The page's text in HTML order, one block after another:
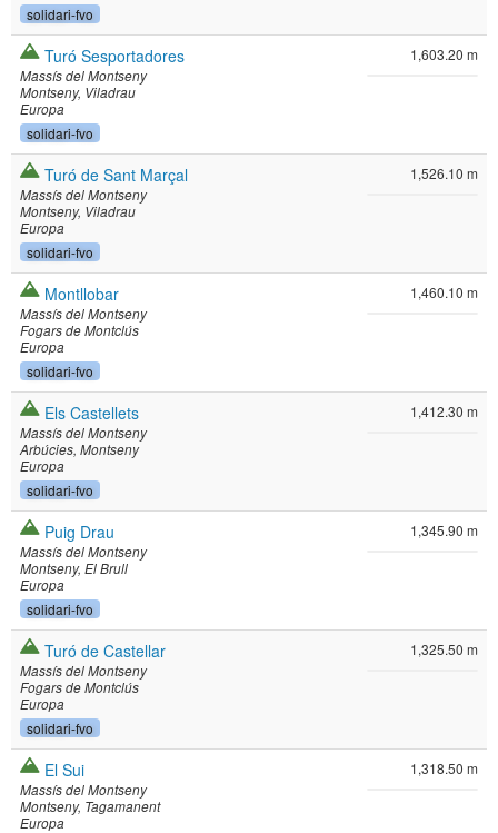
solidari-fvo
Turó Sesportadores
Massís del Montseny
Montseny Viladrau
Europa
solidari-fvo
1,603.20 m
Turó de Sant Marçal
Massís del Montseny
Montseny Viladrau
Europa
solidari-fvo
1,526.10 m
Montllobar
Massís del Montseny
Fogars de Montclús
Europa
solidari-fvo
1,460.10 m
Els Castellets
Massís del Montseny
Arbúcies Montseny
Europa
solidari-fvo
1,412.30 m
Puig Drau
Massís del Montseny
Montseny El Brull
Europa
solidari-fvo
1,345.90 m
Turó de Castellar
Massís del Montseny
Fogars de Montclús
Europa
solidari-fvo
1,325.50 m
El Sui
Massís del Montseny
Montseny Tagamanent
Europa
1,318.50 m